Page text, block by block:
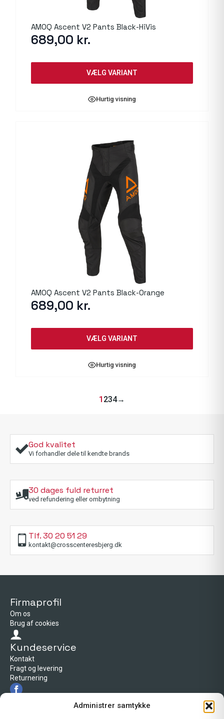
Administrer samtykke
AMOQ Ascent V2 Pants Black-HiVis
689,00 kr.
VÆLG VARIANT
Hurtig visning
AMOQ Ascent V2 Pants Black-Orange
689,00 kr.
VÆLG VARIANT
Hurtig visning
1 234→
God kvalitet
Vi forhandler dele til kendte brands
30 dages fuld returret
ved refundering eller ombytning
Tlf. 30 20 51 29
kontakt@crosscenteresbjerg.dk
Firmaprofil
Om os
Brug af cookies
Kundeservice
Kontakt
Fragt og levering
Returnering